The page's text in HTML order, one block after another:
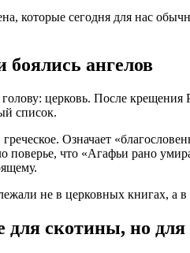
которые сегодня для нас
боялись ангелов
церковь. После
список.
греческое. Означает
поверье, что «Агафьи рано
не в церковных книгах, а
скотины, но